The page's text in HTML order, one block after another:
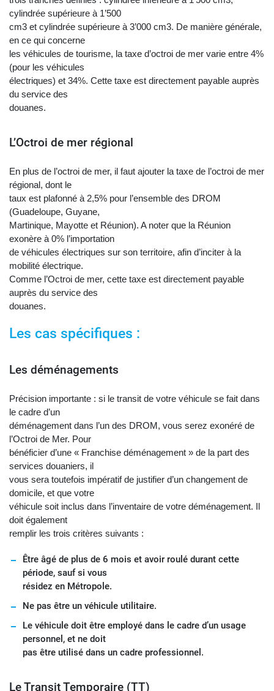
cylindrée supérieure à 1’500
cm3 et cylindrée supérieure à 3’000 cm3. De manière générale,
en ce qui concerne
les véhicules de tourisme, la taxe d’octroi de mer varie entre 4%
(pour les véhicules
électriques) et 34%. Cette taxe est directement payable auprès
du service des
douanes.
L’Octroi de mer régional
En plus de l’octroi de mer, il faut ajouter la taxe de l’octroi de mer
régional, dont le
taux est plafonné à 2,5% pour l’ensemble des DROM
(Guadeloupe, Guyane,
Martinique, Mayotte et Réunion). A noter que la Réunion
exonère à 0% l’importation
de véhicules électriques sur son territoire, afin d’inciter à la
mobilité électrique.
Comme l’Octroi de mer, cette taxe est directement payable
auprès du service des
douanes.
Les cas spécifiques :
Les déménagements
Précision importante : si le transit de votre véhicule se fait dans
le cadre d’un
déménagement dans l’un des DROM, vous serez exonéré de
l’Octroi de Mer. Pour
bénéficier d’une « Franchise déménagement » de la part des
services douaniers, il
vous sera toutefois impératif de justifier d’un changement de
domicile, et que votre
véhicule soit inclus dans l’inventaire de votre déménagement. Il
doit également
remplir les trois critères suivants :
Être âgé de plus de 6 mois et avoir roulé durant cette
période, sauf si vous
résidez en Métropole.
Ne pas être un véhicule utilitaire.
Le véhicule doit être employé dans le cadre d’un usage
personnel, et ne doit
pas être utilisé dans un cadre professionnel.
Le Transit Temporaire (TT)